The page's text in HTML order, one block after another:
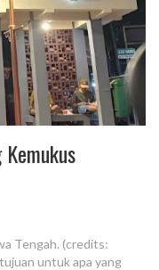
Tengah. (credits:
untuk apa yang